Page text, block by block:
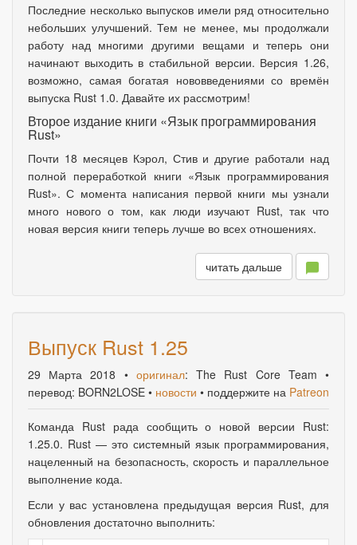
Последние несколько выпусков имели ряд относительно
небольших улучшений. Тем не менее, мы продолжали
работу над многими другими вещами и теперь они
начинают выходить в стабильной версии. Версия 1.26,
возможно, самая богатая нововведениями со времён
выпуска Rust 1.0. Давайте их рассмотрим!
Второе издание книги «Язык программирования
Rust»
Почти 18 месяцев Кэрол, Стив и другие работали над
полной переработкой книги «Язык программирования
Rust». С момента написания первой книги мы узнали
много нового о том, как люди изучают Rust, так что
новая версия книги теперь лучше во всех отношениях.
читать дальше
Выпуск Rust 1.25
29 Марта 2018 • оригинал: The Rust Core Team •
перевод: BORN2LOSE • новости • поддержите на Patreon
Команда Rust рада сообщить о новой версии Rust:
1.25.0. Rust — это системный язык программирования,
нацеленный на безопасность, скорость и параллельное
выполнение кода.
Если у вас установлена предыдущая версия Rust, для
обновления достаточно выполнить: